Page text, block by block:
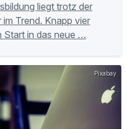
liegt trotz der
Trend. Knapp vier
Start in das neue …
Pixabay